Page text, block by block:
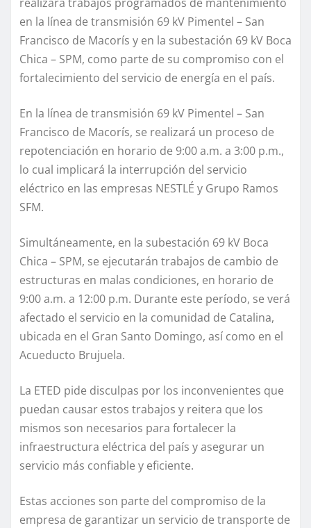
en la línea de transmisión 69 kV Pimentel – San
Francisco de Macorís y en la subestación 69 kV Boca
Chica – SPM, como parte de su compromiso con el
fortalecimiento del servicio de energía en el país.
En la línea de transmisión 69 kV Pimentel – San
Francisco de Macorís, se realizará un proceso de
repotenciación en horario de 9:00 a.m. a 3:00 p.m.,
lo cual implicará la interrupción del servicio
eléctrico en las empresas NESTLÉ y Grupo Ramos
SFM.
Simultáneamente, en la subestación 69 kV Boca
Chica – SPM, se ejecutarán trabajos de cambio de
estructuras en malas condiciones, en horario de
9:00 a.m. a 12:00 p.m. Durante este período, se verá
afectado el servicio en la comunidad de Catalina,
ubicada en el Gran Santo Domingo, así como en el
Acueducto Brujuela.
La ETED pide disculpas por los inconvenientes que
puedan causar estos trabajos y reitera que los
mismos son necesarios para fortalecer la
infraestructura eléctrica del país y asegurar un
servicio más confiable y eficiente.
Estas acciones son parte del compromiso de la
empresa de garantizar un servicio de transporte de